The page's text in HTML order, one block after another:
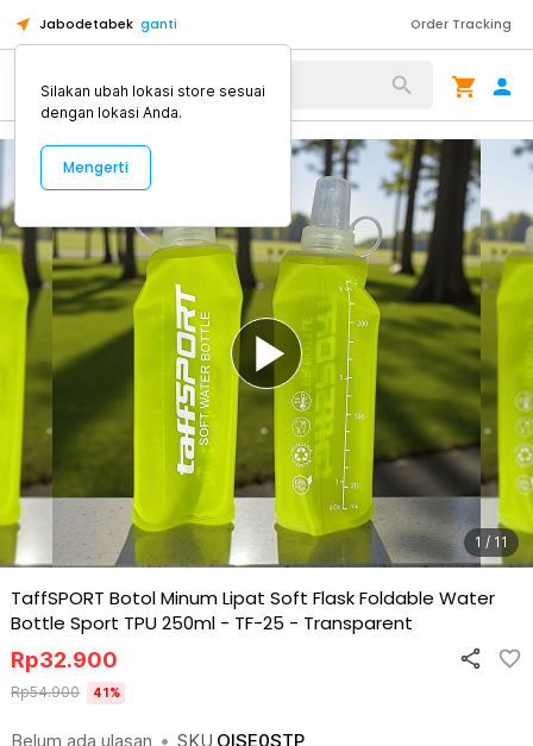
Jabodetabek ganti Order Tracking
Alat Kopi
1 / 11
TaffSPORT Botol Minum Lipat Soft Flask Foldable Water
Bottle Sport TPU 250ml - TF-25 - Transparent
Belum ada ulasan • SKU OISE0STP
Rp32.900
Rp54.900 41%
Silakan ubah lokasi store sesuai
dengan lokasi Anda.
Mengerti